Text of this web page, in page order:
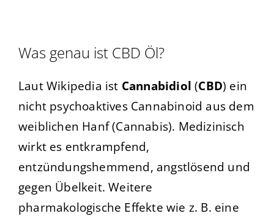
Was genau ist CBD Öl?
Laut Wikipedia ist Cannabidiol (CBD) ein
nicht psychoaktives Cannabinoid aus dem
weiblichen Hanf (Cannabis). Medizinisch
wirkt es entkrampfend,
entzündungshemmend, angstlösend und
gegen Übelkeit. Weitere
pharmakologische Effekte wie z. B. eine